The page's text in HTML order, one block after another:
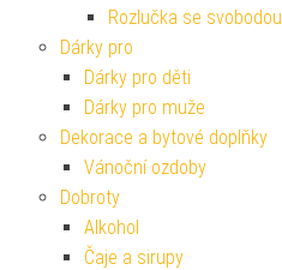
Rozlučka se svobodou
Dárky pro
Dárky pro děti
Dárky pro muže
Dekorace a bytové doplňky
Vánoční ozdoby
Dobroty
Alkohol
Čaje a sirupy